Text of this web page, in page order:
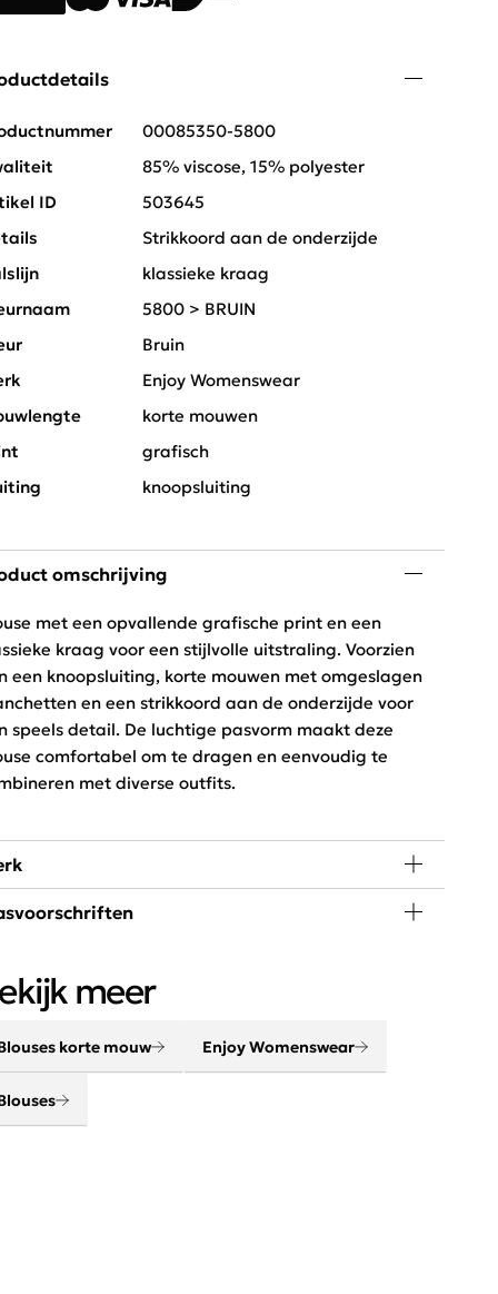
00085350-5800
85% viscose, 15% polyester
ID
503645
Strikkoord aan de onderzijde
klassieke kraag
5800 > BRUIN
Bruin
Enjoy Womenswear
korte mouwen
grafisch
knoopsluiting
omschrijving
met een opvallende grafische print en een
kraag voor een stijlvolle uitstraling. Voorzien
een knoopsluiting, korte mouwen met omgeslagen
en een strikkoord aan de onderzijde voor
speels detail. De luchtige pasvorm maakt deze
comfortabel om te dragen en eenvoudig te
met diverse outfits.
collectie van Enjoy Womenswear vind je elk seizoen
van nieuwe artikelen blijft dit merk constant
en on trend!
meer
korte mouw Enjoy Womenswear